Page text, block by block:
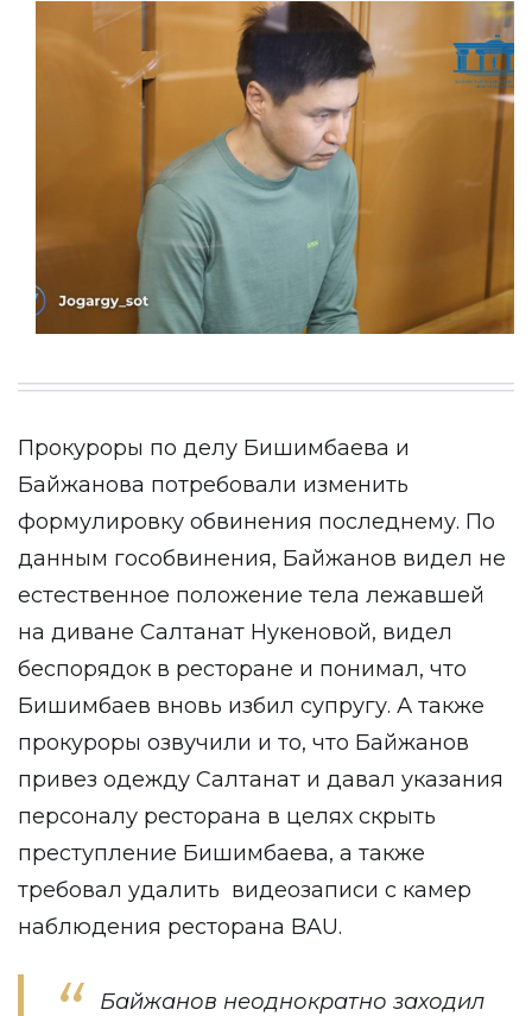
Прокуроры по делу Бишимбаева и
Байжанова потребовали изменить
формулировку обвинения последнему. По
данным гособвинения, Байжанов видел не
естественное положение тела лежавшей
на диване Салтанат Нукеновой, видел
беспорядок в ресторане и понимал, что
Бишимбаев вновь избил супругу. А также
прокуроры озвучили и то, что Байжанов
привез одежду Салтанат и давал указания
персоналу ресторана в целях скрыть
преступление Бишимбаева, а также
требовал удалить видеозаписи с камер
наблюдения ресторана BAU.
Байжанов неоднократно заходил